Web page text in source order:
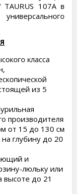
107A в
класса
из 5
производителя
от 15 до 130 см
глубину до 20
и
люльку или
высоте до 21